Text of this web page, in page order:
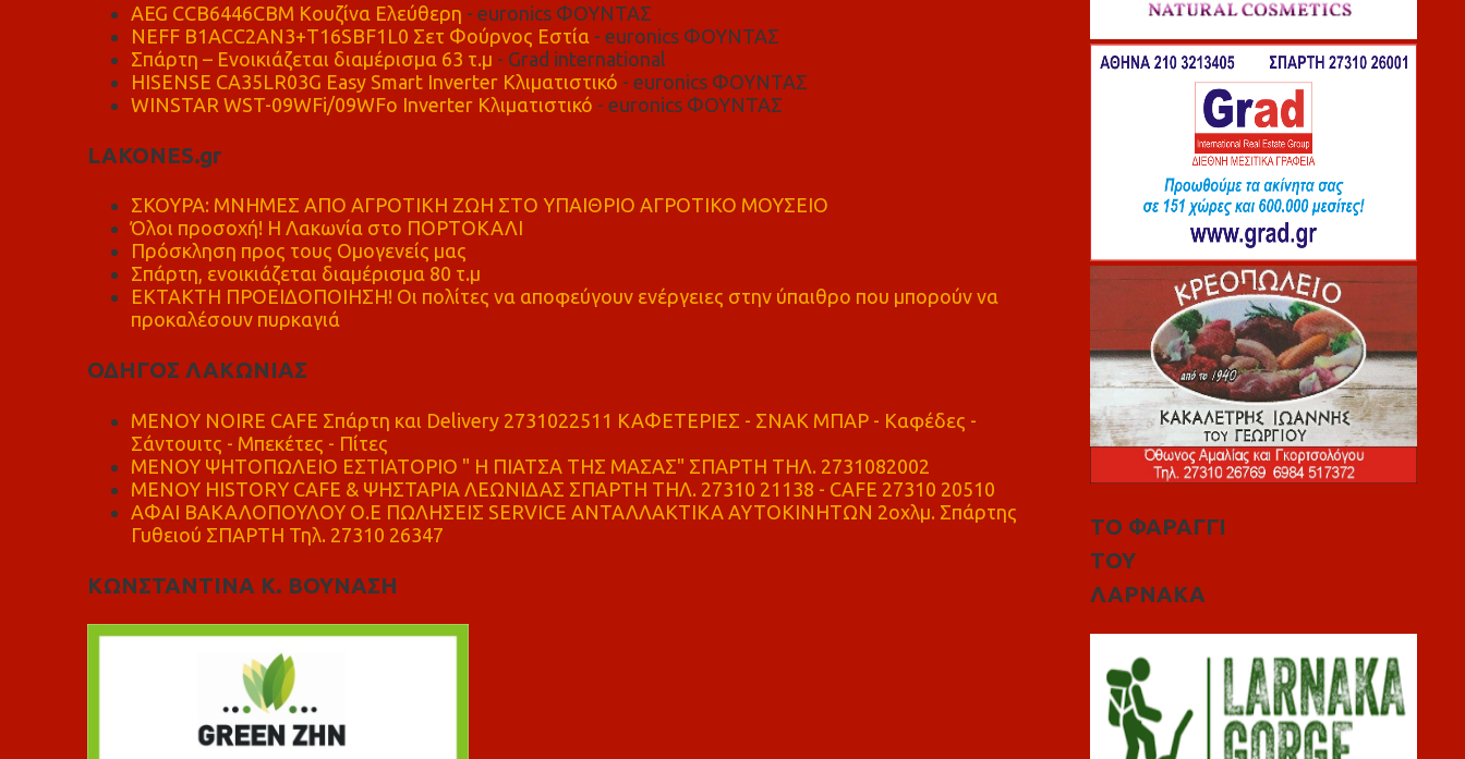
AEG CCB6446CBM Κουζίνα Ελεύθερη - euronics ΦΟΥΝΤΑΣ
NEFF B1ACC2AN3+T16SBF1L0 Σετ Φούρνος Εστία - euronics ΦΟΥΝΤΑΣ
Σπάρτη – Ενοικιάζεται διαμέρισμα 63 τ.μ - Grad international
HISENSE CA35LR03G Easy Smart Inverter Κλιματιστικό - euronics ΦΟΥΝΤΑΣ
WINSTAR WST-09WFi/09WFo Inverter Κλιματιστικό - euronics ΦΟΥΝΤΑΣ
LAKONES.gr
ΣΚΟΥΡΑ: ΜΝΗΜΕΣ ΑΠΟ ΑΓΡΟΤΙΚΗ ΖΩΗ ΣΤΟ ΥΠΑΙΘΡΙΟ ΑΓΡΟΤΙΚΟ ΜΟΥΣΕΙΟ
Όλοι προσοχή! Η Λακωνία στο ΠΟΡΤΟΚΑΛΙ
Πρόσκληση προς τους Ομογενείς μας
Σπάρτη, ενοικιάζεται διαμέρισμα 80 τ.μ
ΕΚΤΑΚΤΗ ΠΡΟΕΙΔΟΠΟΙΗΣΗ! Οι πολίτες να αποφεύγουν ενέργειες στην ύπαιθρο που μπορούν να
προκαλέσουν πυρκαγιά
ΟΔΗΓΟΣ ΛΑΚΩΝΙΑΣ
MENOY NOIRE CAFE Σπάρτη και Delivery 2731022511 ΚΑΦΕΤΕΡΙΕΣ - ΣΝΑΚ ΜΠΑΡ - Καφέδες -
Σάντουιτς - Μπεκέτες - Πίτες
ΜΕΝΟΥ ΨΗΤΟΠΩΛΕΙΟ ΕΣΤΙΑΤΟΡΙΟ " Η ΠΙΑΤΣΑ ΤΗΣ ΜΑΣΑΣ" ΣΠΑΡΤΗ ΤΗΛ. 2731082002
ΜΕΝΟΥ HISTORY CAFE & ΨΗΣΤΑΡΙΑ ΛΕΩΝΙΔΑΣ ΣΠΑΡΤΗ ΤΗΛ. 27310 21138 - CAFE 27310 20510
ΑΦΑΙ ΒΑΚΑΛΟΠΟΥΛΟΥ Ο.Ε ΠΩΛΗΣΕΙΣ SERVICE ΑΝΤΑΛΛΑΚΤΙΚΑ ΑΥΤΟΚΙΝΗΤΩΝ 2οχλμ. Σπάρτης
Γυθειού ΣΠΑΡΤΗ Τηλ. 27310 26347
ΚΩΝΣΤΑΝΤΙΝΑ Κ. ΒΟΥΝΑΣΗ
ΤΟ ΦΑΡΑΓΓΙ
ΤΟΥ
ΛΑΡΝΑΚΑ